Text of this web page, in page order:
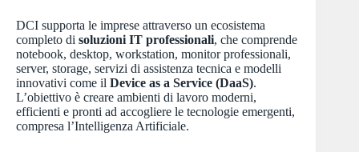
DCI supporta le imprese attraverso un ecosistema
completo di soluzioni IT professionali, che comprende
notebook, desktop, workstation, monitor professionali,
server, storage, servizi di assistenza tecnica e modelli
innovativi come il Device as a Service (DaaS).
L’obiettivo è creare ambienti di lavoro moderni,
efficienti e pronti ad accogliere le tecnologie emergenti,
compresa l’Intelligenza Artificiale.